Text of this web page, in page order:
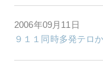
2006年09月11日
９１１同時多発テロ